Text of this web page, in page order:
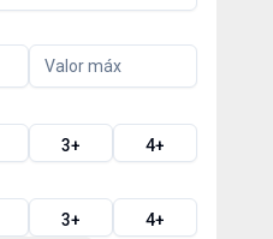
3+ 4+
3+ 4+